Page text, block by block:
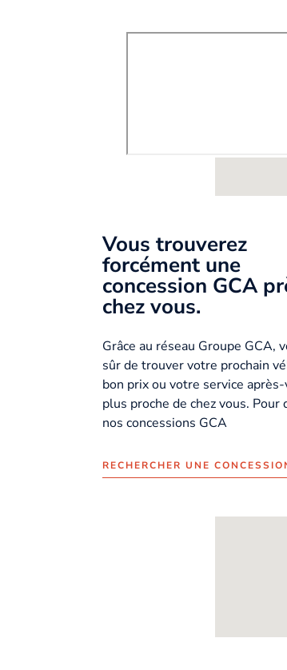
Vous trouverez
forcément une
concession GCA
chez vous.
Grâce au réseau Groupe GCA,
sûr de trouver votre prochain
bon prix ou votre service
plus proche de chez vous. Pour
nos concessions GCA
RECHERCHER UNE